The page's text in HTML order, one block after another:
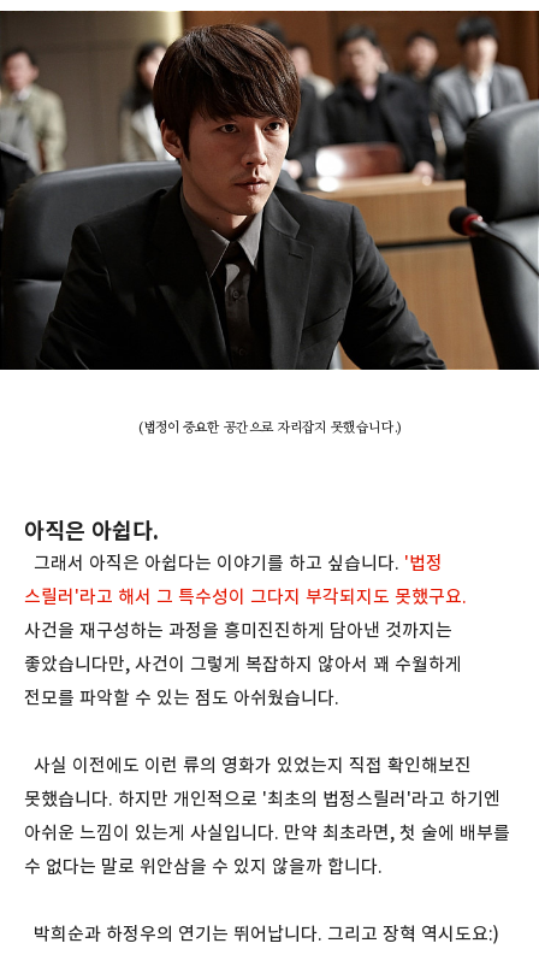
(법정이 중요한 공간으로 자리잡지 못했습니다.)
아직은 아쉽다.
그래서 아직은 아쉽다는 이야기를 하고 싶습니다. '법정
스릴러'라고 해서 그 특수성이 그다지 부각되지도 못했구요.
사건을 재구성하는 과정을 흥미진진하게 담아낸 것까지는
좋았습니다만, 사건이 그렇게 복잡하지 않아서 꽤 수월하게
전모를 파악할 수 있는 점도 아쉬웠습니다.
사실 이전에도 이런 류의 영화가 있었는지 직접 확인해보진
못했습니다. 하지만 개인적으로 '최초의 법정스릴러'라고 하기엔
아쉬운 느낌이 있는게 사실입니다. 만약 최초라면, 첫 술에 배부를
수 없다는 말로 위안삼을 수 있지 않을까 합니다.
박희순과 하정우의 연기는 뛰어납니다. 그리고 장혁 역시도요:)